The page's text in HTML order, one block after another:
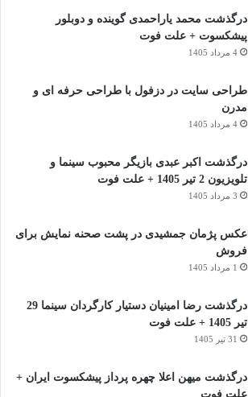
درگذشت محمد یاراحمدی گوینده و دوبلور
پیشکسوت + علت فوت
4 مرداد 1405
طراحی سایت در دزفول با طراحی حرفه‌ ای و
مدرن
4 مرداد 1405
درگذشت اکبر عبدی بازیگر محبوب سینما و
تلویزیون 2 تیر 1405 + علت فوت
3 مرداد 1405
عکس پژمان جمشیدی در پشت صحنه نمایش برای
فروش
1 مرداد 1405
درگذشت رضا امینیان دستیار کارگردان سینما 29
تیر 1405 + علت فوت
31 تیر 1405
درگذشت میهن اعلا چهره پرداز پیشکسوت ایران +
علت فوت